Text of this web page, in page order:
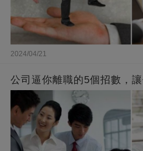
2024/04/21
公司逼你離職的5個招數，